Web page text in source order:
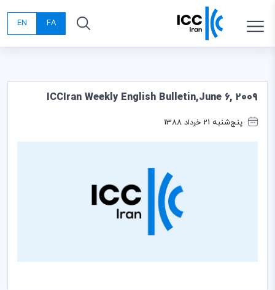
FA
EN
ICCIran Weekly English Bulletin,June 6, 2009
پنج‌شنبه 21 خرداد 1388